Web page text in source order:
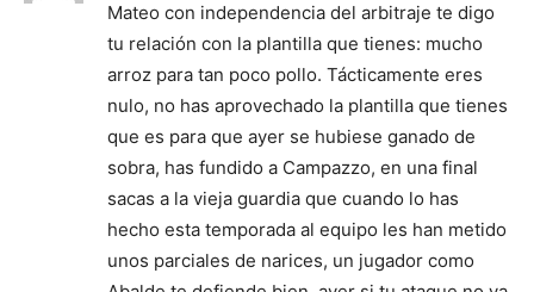
Mateo con independencia del arbitraje te digo
tu relación con la plantilla que tienes: mucho
arroz para tan poco pollo. Tácticamente eres
nulo, no has aprovechado la plantilla que tienes
que es para que ayer se hubiese ganado de
sobra, has fundido a Campazzo, en una final
sacas a la vieja guardia que cuando lo has
hecho esta temporada al equipo les han metido
unos parciales de narices, un jugador como